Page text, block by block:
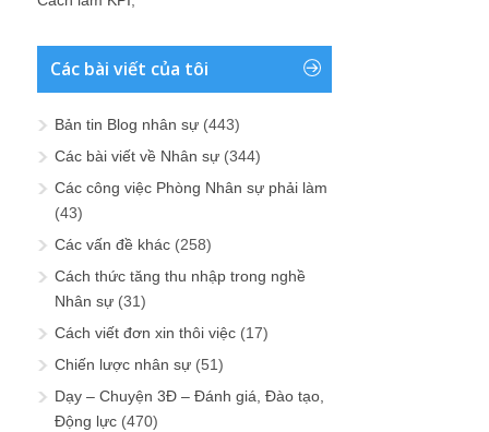
Các bài viết của tôi
Bản tin Blog nhân sự (443)
Các bài viết về Nhân sự (344)
Các công việc Phòng Nhân sự phải làm
(43)
Các vấn đề khác (258)
Cách thức tăng thu nhập trong nghề
Nhân sự (31)
Cách viết đơn xin thôi việc (17)
Chiến lược nhân sự (51)
Dạy – Chuyện 3Đ – Đánh giá, Đào tạo,
Động lực (470)